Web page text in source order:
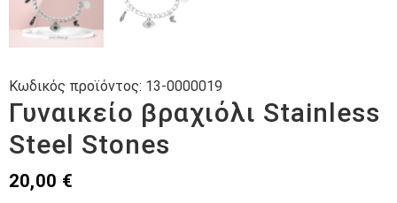
Γυναικείο βραχιόλι Stainless
Steel Stones
20,00 €
Κωδικός προϊόντος: 13-0000019